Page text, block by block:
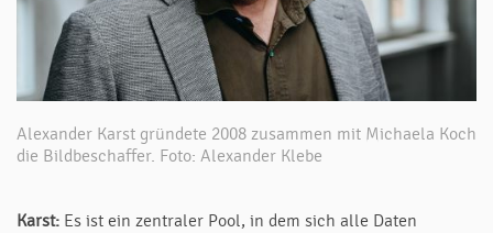
Alexander Karst gründete 2008 zusammen mit Michaela Koch
die Bildbeschaffer. Foto: Alexander Klebe
Karst: Es ist ein zentraler Pool, in dem sich alle Daten